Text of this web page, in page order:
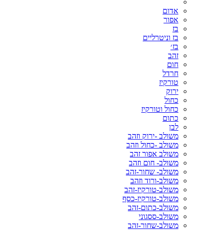
אדום
אפור
בז
בז וניטרליים
בז׳
זהב
חום
חרדל
טורקיז
ירוק
כחול
כחול וטורקיז
כתום
לבן
משולב -ירוק וזהב
משולב -כחול וזהב
משולב אפור זהב
משולב- חום וזהב
משולב- שחור-זהב
משולב-ורוד וזהב
משולב-טורקיז-זהב
משולב-טורקיז-כסף
משולב-כתום-זהב
משולב-ססגוני
משולב-שחור-זהב